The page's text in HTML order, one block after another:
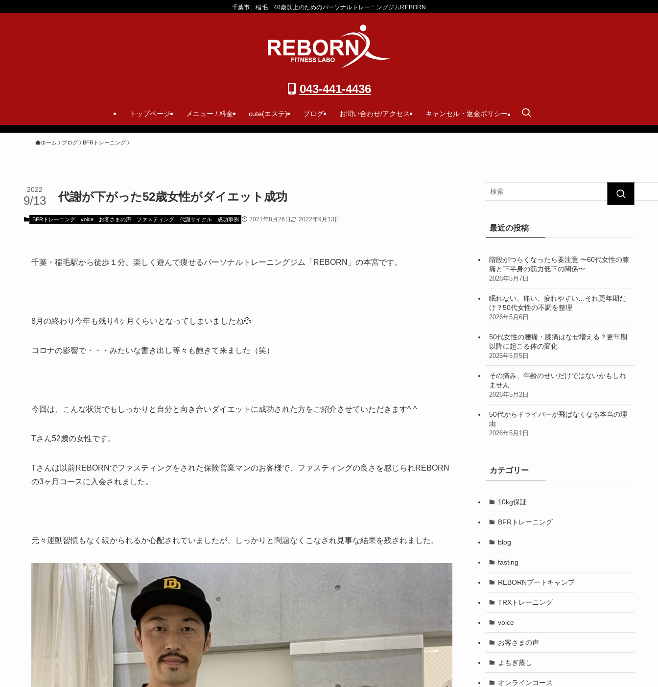
千葉市、稲毛 40歳以上のためのパーソナルトレーニングジムREBORN
トップページ メニュー / 料金 cute(エステ) ブログ お問い合わせ/アクセス キャンセル・返金ポリシー
043-441-4436
ホーム ブログ BFRトレーニング
代謝が下がった52歳女性がダイエット成功
2022
9/13
BFRトレーニング voice お客さまの声 ファスティング 代謝サイクル 成功事例 2021年8月26日 2022年9月13日
千葉・稲毛駅から徒歩１分、楽しく遊んで痩せるパーソナルトレーニングジム「REBORN」の本宮です。
8月の終わり今年も残り4ヶ月くらいとなってしまいましたね💦
コロナの影響で・・・みたいな書き出し等々も飽きて来ました（笑）
今回は、こんな状況でもしっかりと自分と向き合いダイエットに成功された方をご紹介させていただきます^ ^
Tさん52歳の女性です。
Tさんは以前REBORNでファスティングをされた保険営業マンのお客様で、ファスティングの良さを感じられREBORN
の3ヶ月コースに入会されました。
元々運動習慣もなく続かられるか心配されていましたが、しっかりと問題なくこなされ見事な結果を残されました。
最近の投稿
階段がつらくなったら要注意 〜60代女性の膝
痛と下半身の筋力低下の関係〜
2026年5月7日
眠れない、痛い、疲れやすい…それ更年期だ
け？50代女性の不調を整理
2026年5月6日
50代女性の腰痛・膝痛はなぜ増える？更年期
以降に起こる体の変化
2026年5月5日
その痛み、年齢のせいだけではないかもしれ
ません
2026年5月2日
50代からドライバーが飛ばなくなる本当の理
由
2026年5月1日
カテゴリー
10kg保証
BFRトレーニング
blog
fasting
REBORNブートキャンプ
TRXトレーニング
voice
お客さまの声
よもぎ蒸し
オンラインコース